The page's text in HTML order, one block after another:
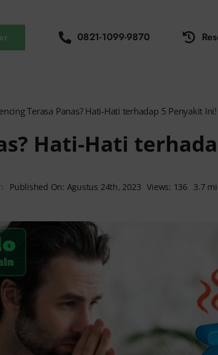
0821-1099-9870
Terasa Panas? Hati-Hati terhadap 5 Penyakit Ini!
Hati-Hati
Published On: Agustus 24th, 2023 Views: 136 3.7